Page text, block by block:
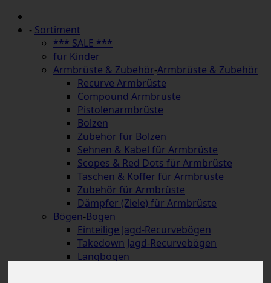
- Sortiment
*** SALE ***
für Kinder
Armbrüste & Zubehör-Armbrüste & Zubehör
Recurve Armbrüste
Compound Armbrüste
Pistolenarmbrüste
Bolzen
Zubehör für Bolzen
Sehnen & Kabel für Armbrüste
Scopes & Red Dots für Armbrüste
Taschen & Koffer für Armbrüste
Zubehör für Armbrüste
Dämpfer (Ziele) für Armbrüste
Bögen-Bögen
Einteilige Jagd-Recurvebögen
Takedown Jagd-Recurvebögen
Langbögen